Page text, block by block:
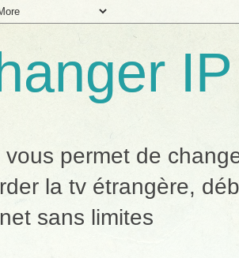
vous permet de
la tv étrangère,
sans limites